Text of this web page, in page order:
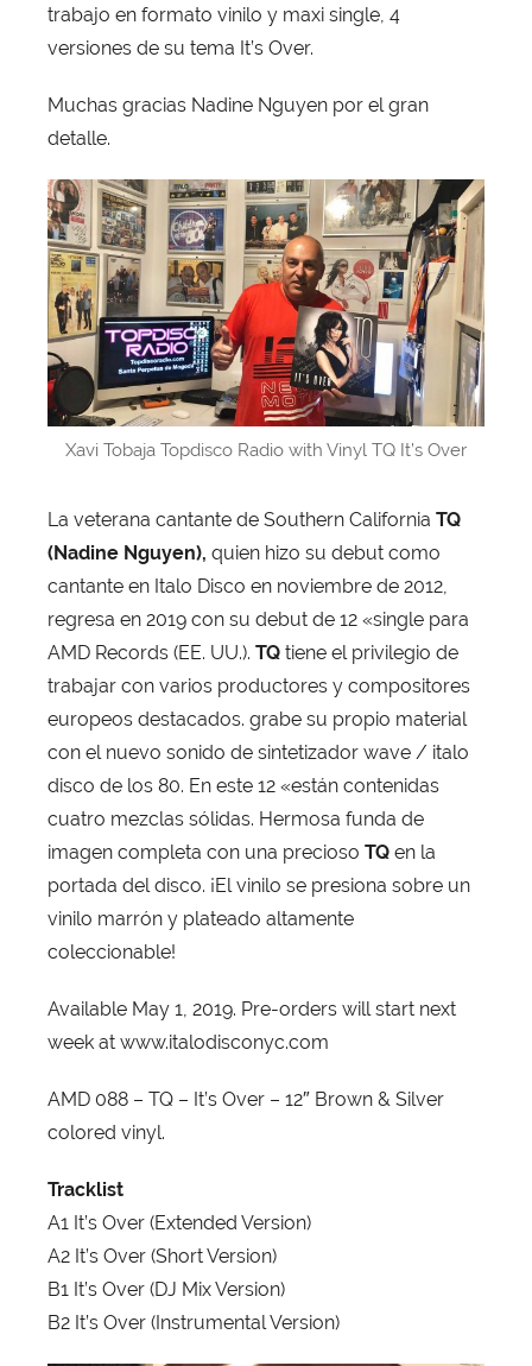
a
v
T
a
j
a
trabajo en formato vinilo y maxi single, 4
versiones de su tema It’s Over.
Muchas gracias Nadine Nguyen por el gran
detalle.
Xavi Tobaja Topdisco Radio with Vinyl TQ It’s Over
La veterana cantante de Southern California TQ
(Nadine Nguyen), quien hizo su debut como
cantante en Italo Disco en noviembre de 2012,
regresa en 2019 con su debut de 12 «single para
AMD Records (EE. UU.). TQ tiene el privilegio de
trabajar con varios productores y compositores
europeos destacados. grabe su propio material
con el nuevo sonido de sintetizador wave / italo
disco de los 80. En este 12 «están contenidas
cuatro mezclas sólidas. Hermosa funda de
imagen completa con una precioso TQ en la
portada del disco. ¡El vinilo se presiona sobre un
vinilo marrón y plateado altamente
coleccionable!
Available May 1, 2019. Pre-orders will start next
week at www.italodisconyc.com
AMD 088 – TQ – It’s Over – 12″ Brown & Silver
colored vinyl.
Tracklist
A1 It’s Over (Extended Version)
A2 It’s Over (Short Version)
B1 It’s Over (DJ Mix Version)
B2 It’s Over (Instrumental Version)